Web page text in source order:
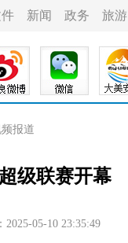
新闻 政务 旅游
报道
级联赛开幕
2025-05-10 23:35:49